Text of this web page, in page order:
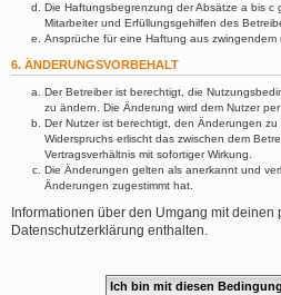
Die Haftungsbegrenzung der Absätze a bis
Mitarbeiter und Erfüllungsgehilfen des
Ansprüche für eine Haftung aus zwingendem
6. ÄNDERUNGSVORBEHALT
Der Betreiber ist berechtigt, die
zu ändern. Die Änderung wird dem Nutzer per
Der Nutzer ist berechtigt, den Änderungen
Widerspruchs erlischt das zwischen dem
Vertragsverhältnis mit sofortiger Wirkung.
Die Änderungen gelten als anerkannt und
Änderungen zugestimmt hat.
Informationen über den Umgang mit
Datenschutzerklärung enthalten.